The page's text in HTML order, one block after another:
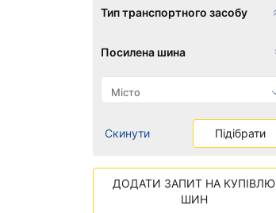
Тип транспортного засобу
Посилена шина
Скинути Підібрати
ДОДАТИ ЗАПИТ НА КУПІВЛЮ
ШИН